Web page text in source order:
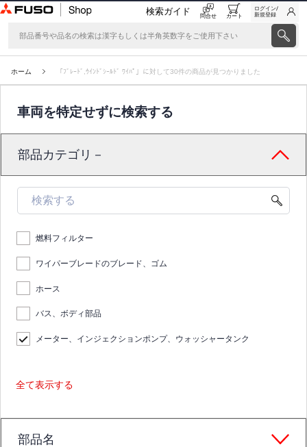
検索ガイド 問合せ カート
ログイン/
新規登録
ホーム 「ﾌﾞﾚｰﾄﾞ,ｳｲﾝﾄﾞｼｰﾙﾄﾞ ﾜｲﾊﾟ」に対して30件の商品が見つかりました
車両を特定せずに検索する
部品カテゴリ－
燃料フィルター
ワイパーブレードのブレード、ゴム
ホース
バス、ボディ部品
メーター、インジェクションポンプ、ウォッシャータンク
全て表示する
部品名